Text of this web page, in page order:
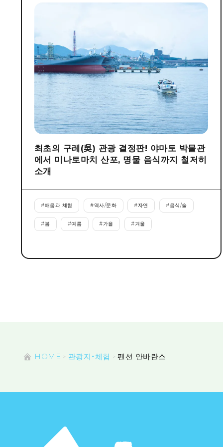
최초의 구레(吳) 관광 결정판! 야마토 박물관
에서 미나토마치 산포, 명물 음식까지 철저히
소개
#배움과 체험 #역사/문화 #자연 #음식/술
#봄 #여름 #가을 #겨울
HOME 관광지・체험 펜션 안바란스